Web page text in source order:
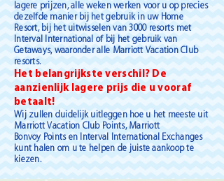
lagere prijzen, alle weken werken voor u op precies
dezelfde manier bij het gebruik in uw Home
Resort, bij het uitwisselen van 3000 resorts met
Interval International of bij het gebruik van
Getaways, waaronder alle Marriott Vacation Club
resorts.
Het belangrijkste verschil? De
aanzienlijk lagere prijs die u vooraf
betaalt!
Wij zullen duidelijk uitleggen hoe u het meeste uit
Marriott Vacation Club Points, Marriott
Bonvoy Points en Interval International Exchanges
kunt halen om u te helpen de juiste aankoop te
kiezen.